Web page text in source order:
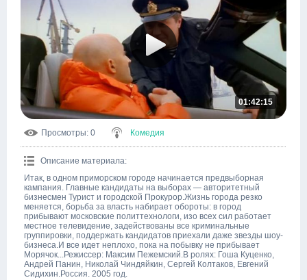
01:42:15
Просмотры: 0 Комедия
Описание материала:
Итак, в одном приморском городе начинается предвыборная
кампания. Главные кандидаты на выборах — авторитетный
бизнесмен Турист и городской Прокурор.Жизнь города резко
меняется, борьба за власть набирает обороты: в город
прибывают московские политтехнологи, изо всех сил работает
местное телевидение, задействованы все криминальные
группировки, поддержать кандидатов приехали даже звезды шоу-
бизнеса.И все идет неплохо, пока на побывку не прибывает
Морячок...Режиссер: Максим Пежемский.В ролях: Гоша Куценко,
Андрей Панин, Николай Чиндяйкин, Сергей Колтаков, Евгений
Сидихин.Россия. 2005 год.